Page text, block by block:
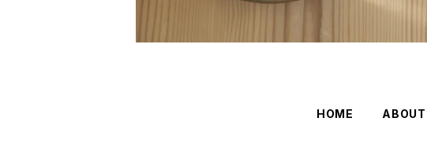
HOME ABOUT